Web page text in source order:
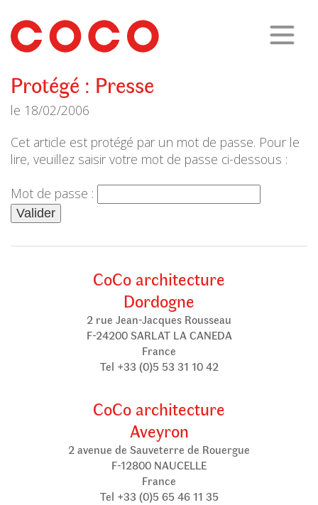
CoCo
Architecture
architecture,
urbanisme,
Protégé : Presse
le 18/02/2006
Cet article est protégé par un mot de passe. Pour le
lire, veuillez saisir votre mot de passe ci-dessous :
Mot de passe :
CoCo architecture
Dordogne
2 rue Jean-Jacques Rousseau
F-24200 SARLAT LA CANEDA
France
Tel +33 (0)5 53 31 10 42
CoCo architecture
Aveyron
2 avenue de Sauveterre de Rouergue
F-12800 NAUCELLE
France
Tel +33 (0)5 65 46 11 35